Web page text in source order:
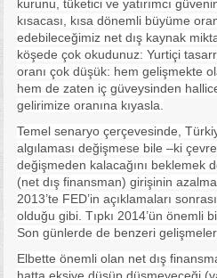
kurunu, tüketici ve yatırımcı
kısacası, kısa dönemli büyüme
edebileceğimiz net dış kaynak
köşede çok okudunuz: Yurtiçi
oranı çok düşük: hem gelişmekte
hem de zaten iç güveysinden
gelirimize oranına kıyasla.
Temel senaryo çerçevesinde,
algılaması değişmese bile –ki
değişmeden kalacağını beklemek
(net dış finansman) girişinin
2013’te FED’in açıklamaları
olduğu gibi. Tıpkı 2014’ün önemli
Son günlerde de benzeri
Elbette önemli olan net dış